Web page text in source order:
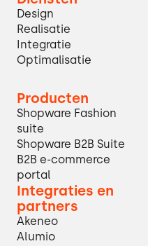
Design
Realisatie
Integratie
Optimalisatie
Producten
Shopware Fashion
suite
Shopware B2B Suite
B2B e-commerce
portal
Integraties en
partners
Akeneo
Alumio